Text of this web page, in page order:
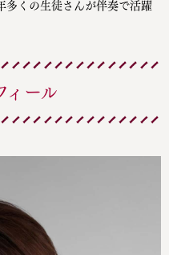
多くの生徒さんが伴奏で活躍
ィール